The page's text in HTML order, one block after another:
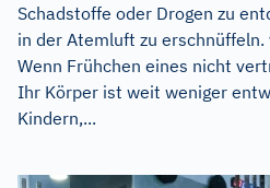
Schadstoffe oder Drogen zu
in der Atemluft zu erschnüffeln.
Wenn Frühchen eines nicht
Ihr Körper ist weit weniger
Kindern,...